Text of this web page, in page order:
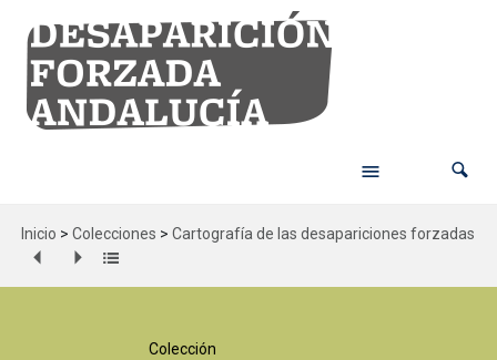
Inicio > Colecciones > Cartografía de las desapariciones forzadas
Colección